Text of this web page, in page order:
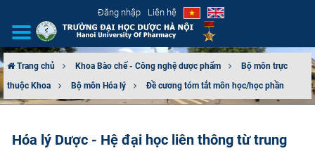
Đăng nhập Liên hệ
GIỚI THIỆU
Trang chủ Khoa Bào chế - Công nghệ dược phẩm
Bộ môn trực
thuộc Khoa
Bộ môn Hóa lý Đề cương tóm tắt môn học/học phần
Hóa lý Dược - Hệ đại học liên thông từ trung